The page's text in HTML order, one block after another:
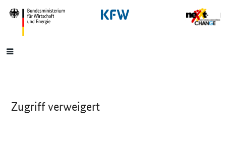
SrOnlyNavigation
Hauptmenü
Zugriff verweigert